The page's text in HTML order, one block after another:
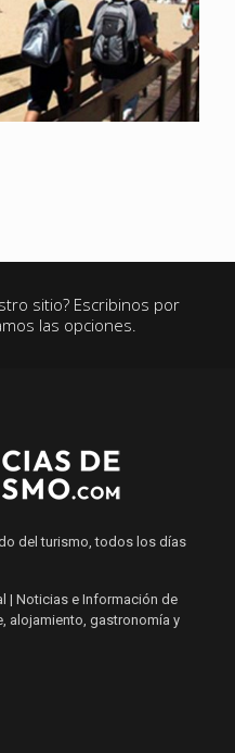
sitio? Escribinos por
las opciones.
del turismo, todos los días
| Noticias e Información de
alojamiento, gastronomía y